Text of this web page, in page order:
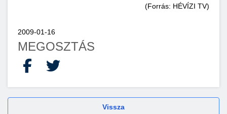
(Forrás: HÉVÍZI TV)
2009-01-16
MEGOSZTÁS
Facebook
X
Vissza